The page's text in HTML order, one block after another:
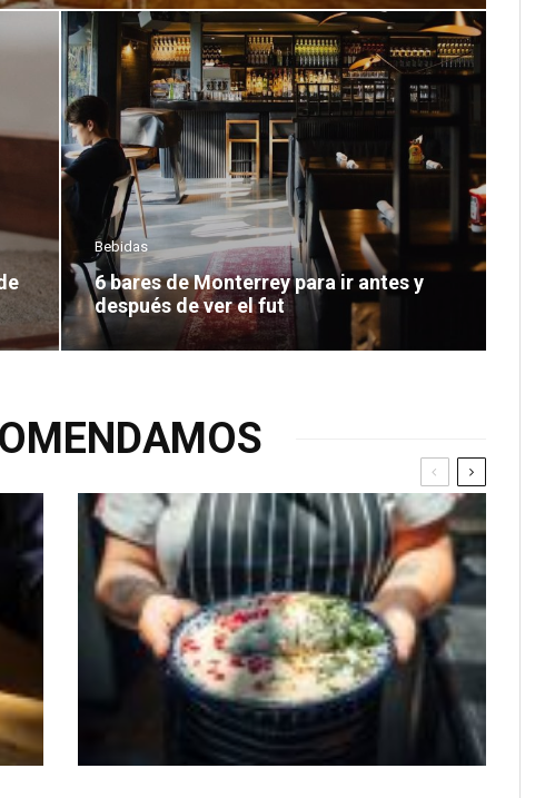
Bebidas
6 bares de Monterrey para ir antes y
después de ver el fut